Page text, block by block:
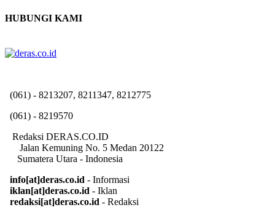
HUBUNGI KAMI
(061) - 8213207, 8211347, 8212775
(061) - 8219570
Redaksi DERAS.CO.ID
Jalan Kemuning No. 5 Medan 20122
Sumatera Utara - Indonesia
info[at]deras.co.id - Informasi
iklan[at]deras.co.id - Iklan
redaksi[at]deras.co.id - Redaksi